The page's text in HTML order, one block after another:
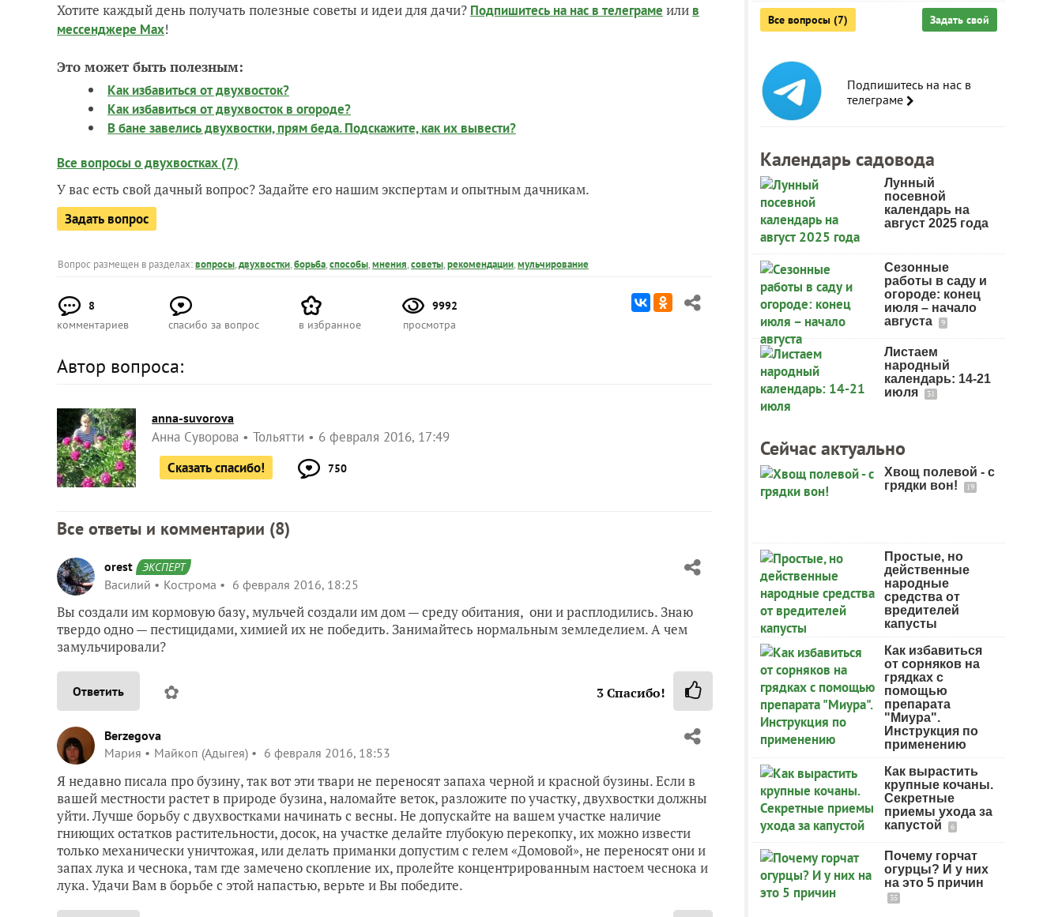
Хотите каждый день получать полезные советы и идеи для дачи? Подпишитесь на нас в телеграме или в
мессенджере Max!
Это может быть полезным:
Как избавиться от двухвосток?
Как избавиться от двухвосток в огороде?
В бане завелись двухвостки, прям беда. Подскажите, как их вывести?
Все вопросы о двухвостках (7)
У вас есть свой дачный вопрос? Задайте его нашим экспертам и опытным дачникам.
Задать вопрос
Вопрос размещен в разделах:вопросы,двухвостки,борьба,способы,мнения,советы,рекомендации,мульчирование
8
комментариев
спасибо за вопрос в избранное
9992
просмотра
Автор вопроса:
anna-suvorova
Анна Суворова Тольятти
6 февраля 2016, 17:49
Сказать спасибо!
750
Все ответы и комментарии (8)
orest ЭКСПЕРТ
Василий Кострома 6 февраля 2016, 18:25
Вы создали им кормовую базу, мульчей создали им дом — среду обитания, они и расплодились. Знаю
твердо одно — пестицидами, химией их не победить. Занимайтесь нормальным земледелием. А чем
замульчировали?
Ответить ✿ 3Спасибо!
Berzegova
Мария
Майкоп (Адыгея) 6 февраля 2016, 18:53
Я недавно писала про бузину, так вот эти твари не переносят запаха черной и красной бузины. Если в
вашей местности растет в природе бузина, наломайте веток, разложите по участку, двухвостки должны
уйти. Лучше борьбу с двухвостками начинать с весны. Не допускайте на вашем участке наличие
гниющих остатков растительности, досок, на участке делайте глубокую перекопку, их можно извести
только механически уничтожая, или делать приманки допустим с гелем «Домовой», не переносят они и
запах лука и чеснока, там где замечено скопление их, пролейте концентрированным настоем чеснока и
лука. Удачи Вам в борьбе с этой напастью, верьте и Вы победите.
Все вопросы (7) Задать свой
Подпишитесь на нас в
телеграме
Календарь садовода
Лунный
посевной
календарь на
август 2025 года
Сезонные
работы в саду и
огороде: конец
июля – начало
августа
9
Листаем
народный
календарь: 14-21
июля
31
Сейчас актуально
Хвощ полевой - с
грядки вон!
19
Простые, но
действенные
народные
средства от
вредителей
капусты
Как избавиться
от сорняков на
грядках с
помощью
препарата
"Миура".
Инструкция по
применению
Как вырастить
крупные кочаны.
Секретные
приемы ухода за
капустой
6
Почему горчат
огурцы? И у них
на это 5 причин
35